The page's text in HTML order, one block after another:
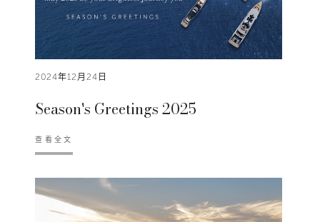
2024年12月24日
Season's Greetings 2025
查看全文